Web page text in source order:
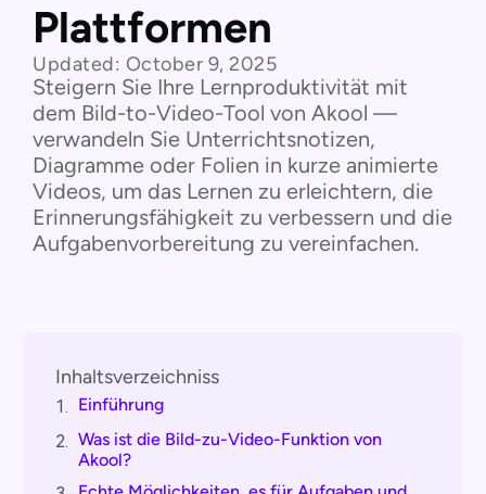
Plattformen
Updated: October 9, 2025
Steigern Sie Ihre Lernproduktivität mit
dem Bild-to-Video-Tool von Akool —
verwandeln Sie Unterrichtsnotizen,
Diagramme oder Folien in kurze animierte
Videos, um das Lernen zu erleichtern, die
Erinnerungsfähigkeit zu verbessern und die
Aufgabenvorbereitung zu vereinfachen.
Inhaltsverzeichniss
1. Einführung
2. Was ist die Bild-zu-Video-Funktion von
Akool?